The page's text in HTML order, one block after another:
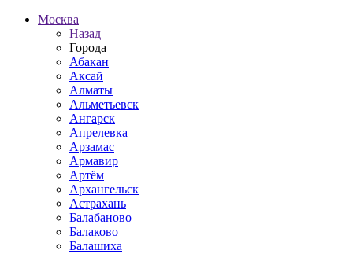
Москва
Назад
Города
Абакан
Аксай
Алматы
Альметьевск
Ангарск
Апрелевка
Арзамас
Армавир
Артём
Архангельск
Астрахань
Балабаново
Балаково
Балашиха